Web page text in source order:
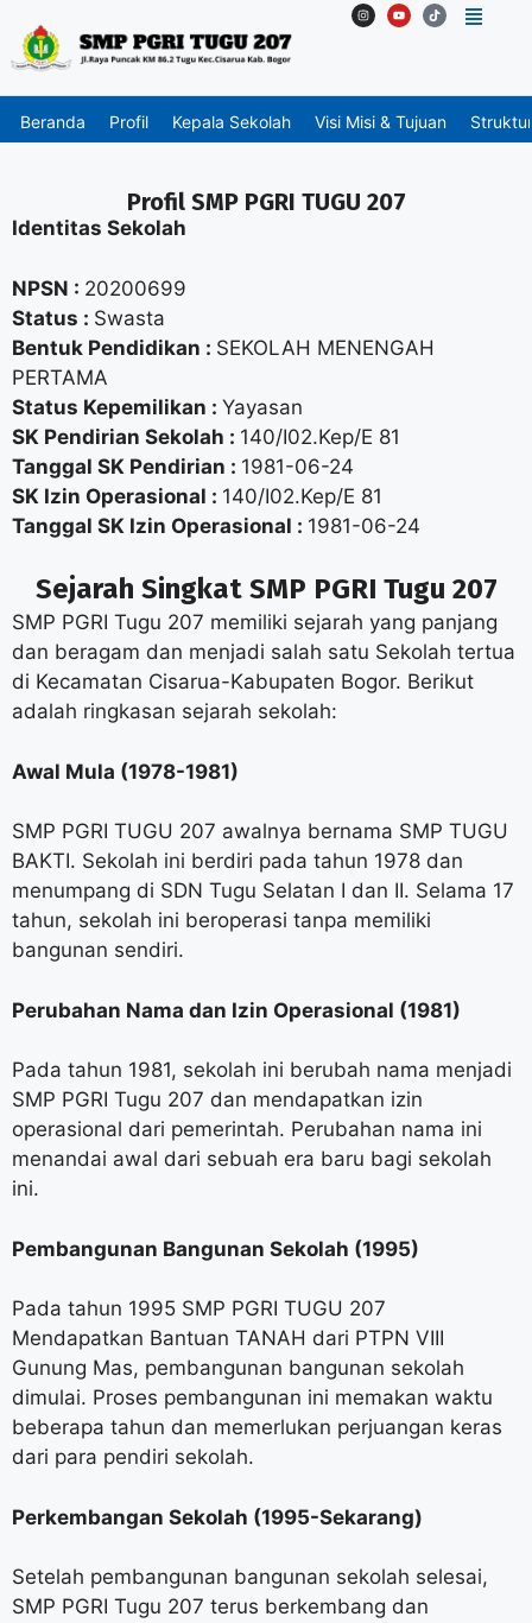
Beranda Profil Kepala Sekolah Visi Misi & Tujuan
Profil SMP PGRI TUGU 207
Identitas Sekolah
NPSN : 20200699
Status : Swasta
Bentuk Pendidikan : SEKOLAH MENENGAH
PERTAMA
Status Kepemilikan : Yayasan
SK Pendirian Sekolah : 140/I02.Kep/E 81
Tanggal SK Pendirian : 1981-06-24
SK Izin Operasional : 140/I02.Kep/E 81
Tanggal SK Izin Operasional : 1981-06-24
Sejarah Singkat SMP PGRI Tugu 207
SMP PGRI Tugu 207 memiliki sejarah yang panjang
dan beragam dan menjadi salah satu Sekolah tertua
di Kecamatan Cisarua-Kabupaten Bogor. Berikut
adalah ringkasan sejarah sekolah:
Awal Mula (1978-1981)
SMP PGRI TUGU 207 awalnya bernama SMP TUGU
BAKTI. Sekolah ini berdiri pada tahun 1978 dan
menumpang di SDN Tugu Selatan I dan II. Selama 17
tahun, sekolah ini beroperasi tanpa memiliki
bangunan sendiri.
Perubahan Nama dan Izin Operasional (1981)
Pada tahun 1981, sekolah ini berubah nama menjadi
SMP PGRI Tugu 207 dan mendapatkan izin
operasional dari pemerintah. Perubahan nama ini
menandai awal dari sebuah era baru bagi sekolah
ini.
Pembangunan Bangunan Sekolah (1995)
Pada tahun 1995 SMP PGRI TUGU 207
Mendapatkan Bantuan TANAH dari PTPN VIII
Gunung Mas, pembangunan bangunan sekolah
dimulai. Proses pembangunan ini memakan waktu
beberapa tahun dan memerlukan perjuangan keras
dari para pendiri sekolah.
Perkembangan Sekolah (1995-Sekarang)
Setelah pembangunan bangunan sekolah selesai,
SMP PGRI Tugu 207 terus berkembang dan